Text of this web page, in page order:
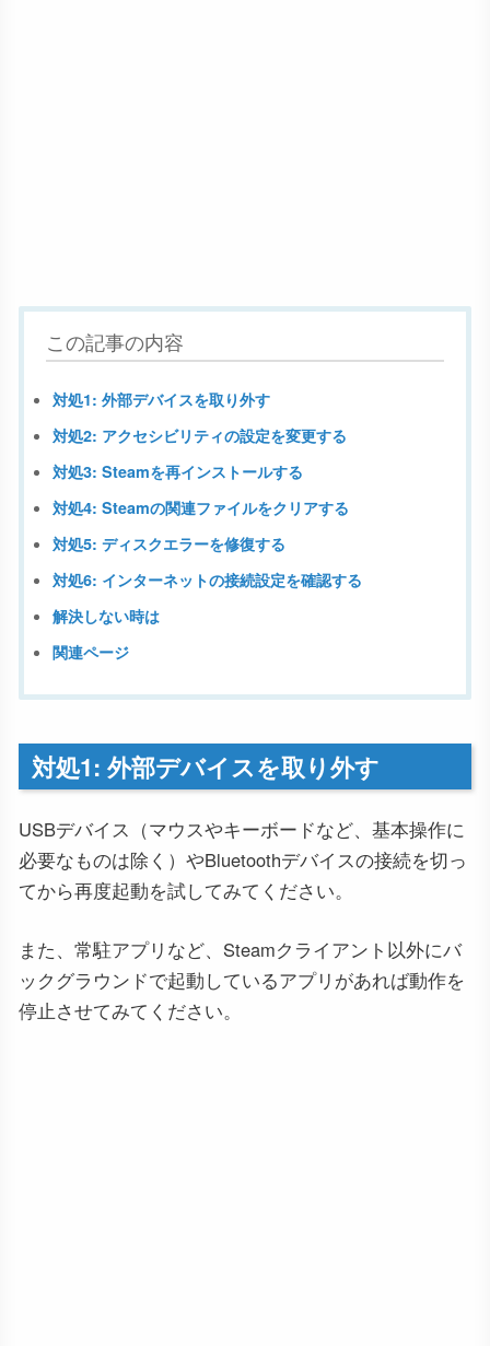
この記事の内容
対処1: 外部デバイスを取り外す
対処2: アクセシビリティの設定を変更する
対処3: Steamを再インストールする
対処4: Steamの関連ファイルをクリアする
対処5: ディスクエラーを修復する
対処6: インターネットの接続設定を確認する
解決しない時は
関連ページ
対処1: 外部デバイスを取り外す
USBデバイス（マウスやキーボードなど、基本操作に
必要なものは除く）やBluetoothデバイスの接続を切っ
てから再度起動を試してみてください。
また、常駐アプリなど、Steamクライアント以外にバ
ックグラウンドで起動しているアプリがあれば動作を
停止させてみてください。